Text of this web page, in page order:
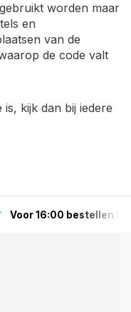
worden maar
en
van de
de code valt
is, kijk dan bij iedere
Voor 16:00 bestellen is